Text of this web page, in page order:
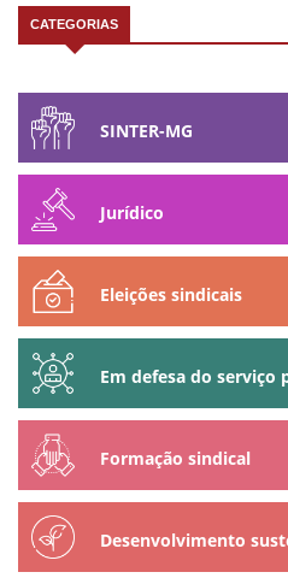
CATEGORIAS
SINTER-MG
Jurídico
Eleições sindicais
Em defesa do serviço
Formação sindical
Desenvolvimento